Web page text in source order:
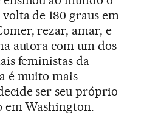
de 180 graus em
rezar, amar, e
autora com um dos
feministas da
é muito mais
ser seu próprio
em Washington.